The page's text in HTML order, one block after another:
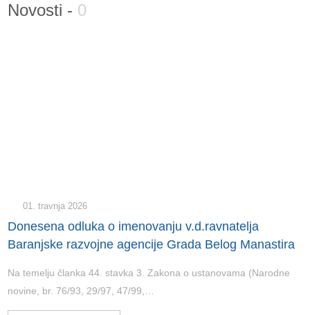
Novosti - 0
01. travnja 2026
Donesena odluka o imenovanju v.d.ravnatelja
Baranjske razvojne agencije Grada Belog Manastira
Na temelju članka 44. stavka 3. Zakona o ustanovama (Narodne
novine, br. 76/93, 29/97, 47/99,…